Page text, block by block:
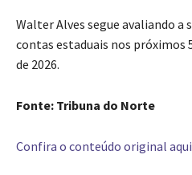
Walter Alves segue avaliando a
contas estaduais nos próximos
de 2026.
Fonte: Tribuna do Norte
Confira o conteúdo original